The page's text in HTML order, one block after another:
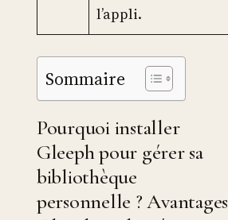
l’appli.
Sommaire
Pourquoi installer
Gleeph pour gérer sa
bibliothèque
personnelle ? Avantages